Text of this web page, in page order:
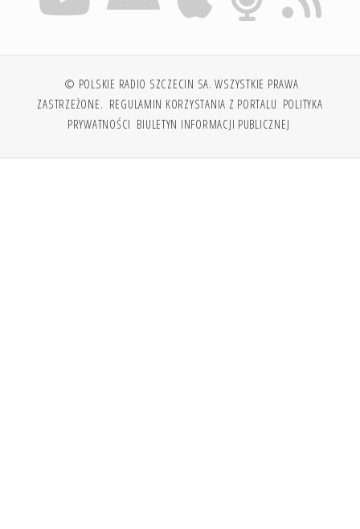
© POLSKIE RADIO SZCZECIN SA. WSZYSTKIE PRAWA
ZASTRZEŻONE. REGULAMIN KORZYSTANIA Z PORTALU POLITYKA
PRYWATNOŚCI BIULETYN INFORMACJI PUBLICZNEJ